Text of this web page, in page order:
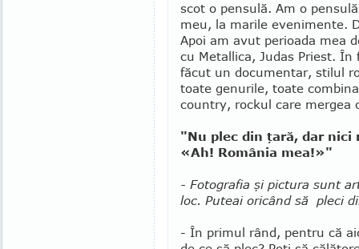
scot o pensulă. Am o
meu, la marile evenimente.
Apoi am avut perioada mea
cu Metallica, Judas Priest.
făcut un docu­mentar, stilul
toate genurile, toate
country, rockul care mergea
"Nu plec din ţară, dar nici
«Ah! România mea!»"
- Fotografia şi pictura sunt
loc. Puteai oricând să pleci
- În primul rând, pentru că